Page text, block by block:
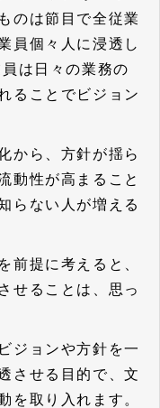
のは節目で全従業
員個々人に浸透し
は日々の業務の
ることでビジョン
から、方針が揺ら
動性が高まること
らない人が増える
前提に考えると、
せることは、思っ
ジョンや方針を一
させる目的で、文
を取り入れます。